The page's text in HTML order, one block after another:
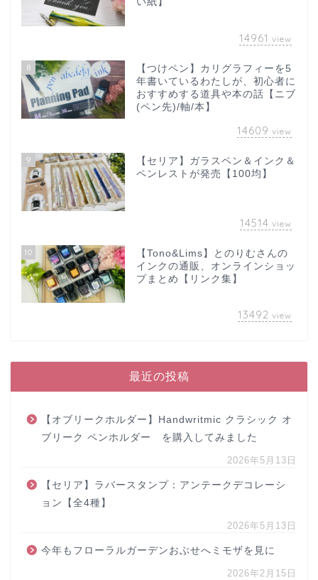
14961 view
8
【つけペン】カリグラフィーを5
年書いているわたしが、初心者に
おすすめする道具や本の話【ニブ
(ペン先)/軸/本】
14609 view
9
【セリア】ガラスペン＆インク＆
ペンレストが発売【100均】
14514 view
10
【Tono&Lims】とのりむさんの
インクの通販、オンラインショッ
プまとめ【リンク集】
13492 view
最近の投稿
【オブリークホルダー】Handwritmic クラシック オ
ブリーク ペンホルダー を購入してみました
2026年5月13日
【セリア】ラバースタンプ：アンテークデコレーシ
ョン【全4種】
2026年5月13日
今年もフローラルガーデンおぶせへミモザを見に
2026年2月15日